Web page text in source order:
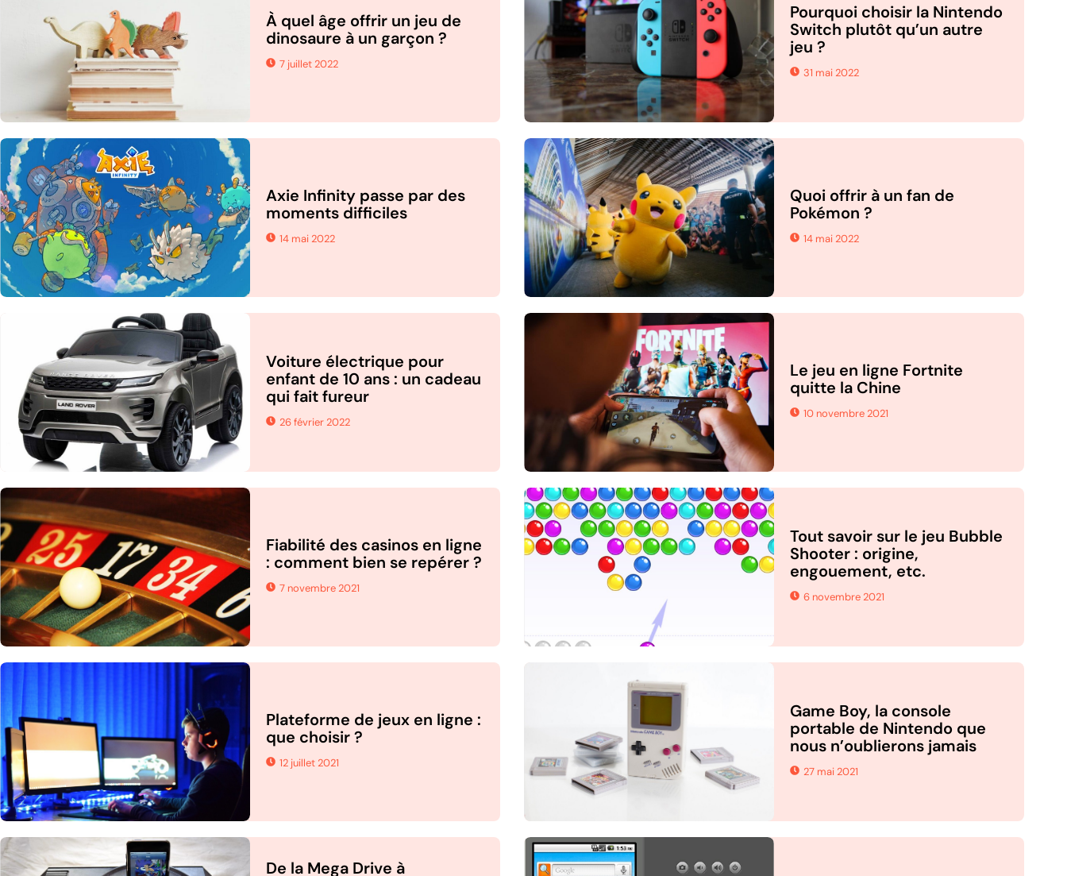
À quel âge offrir un jeu de
dinosaure à un garçon ?
7 juillet 2022
Pourquoi choisir la Nintendo
Switch plutôt qu’un autre
jeu ?
31 mai 2022
Axie Infinity passe par des
moments difficiles
14 mai 2022
Quoi offrir à un fan de
Pokémon ?
14 mai 2022
Voiture électrique pour
enfant de 10 ans : un cadeau
qui fait fureur
26 février 2022
Le jeu en ligne Fortnite
quitte la Chine
10 novembre 2021
Fiabilité des casinos en ligne
: comment bien se repérer ?
7 novembre 2021
Tout savoir sur le jeu Bubble
Shooter : origine,
engouement, etc.
6 novembre 2021
Plateforme de jeux en ligne :
que choisir ?
12 juillet 2021
Game Boy, la console
portable de Nintendo que
nous n’oublierons jamais
27 mai 2021
De la Mega Drive à